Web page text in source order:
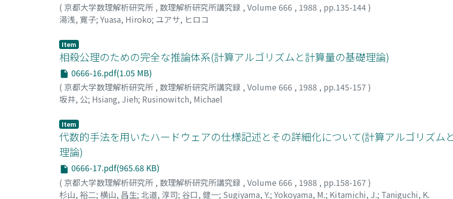
( 京都大学数理解析研究所 , 数理解析研究所講究録 , Volume 666 , 1988 , pp.135-144)
湯浅, 寛子; Yuasa, Hiroko; ユアサ, ヒロコ
Item
相殺公理のための完全な推論体系(計算アルゴリズムと計算量の基礎理論)
0666-16.pdf(1.05 MB)
( 京都大学数理解析研究所 , 数理解析研究所講究録 , Volume 666 , 1988 , pp.145-157 )
坂井, 公; Hsiang, Jieh; Rusinowitch, Michael
Item
代数的手法を用いたハードウェアの仕様記述とその詳細化について(計算アルゴリズム
理論)
0666-17.pdf(965.68 KB)
( 京都大学数理解析研究所 , 数理解析研究所講究録 , Volume 666 , 1988 , pp.158-167 )
杉山, 裕二; 横山, 昌生; 北道, 淳司; 谷口, 健一; Sugiyama, Y.; Yokoyama, M.; Kitamichi, J.; Taniguchi, K.